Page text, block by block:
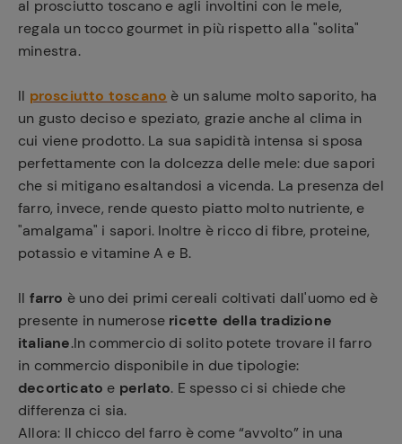
al prosciutto toscano e agli involtini con le mele,
regala un tocco gourmet in più rispetto alla "solita"
minestra.
Il prosciutto toscano è un salume molto saporito, ha
un gusto deciso e speziato, grazie anche al clima in
cui viene prodotto. La sua sapidità intensa si sposa
perfettamente con la dolcezza delle mele: due sapori
che si mitigano esaltandosi a vicenda. La presenza del
farro, invece, rende questo piatto molto nutriente, e
"amalgama" i sapori. Inoltre è ricco di fibre, proteine,
potassio e vitamine A e B.
Il farro è uno dei primi cereali coltivati dall'uomo ed è
presente in numerose ricette della tradizione
italiane.In commercio di solito potete trovare il farro
in commercio disponibile in due tipologie:
decorticato e perlato. E spesso ci si chiede che
differenza ci sia.
Allora: ll chicco del farro è come “avvolto” in una